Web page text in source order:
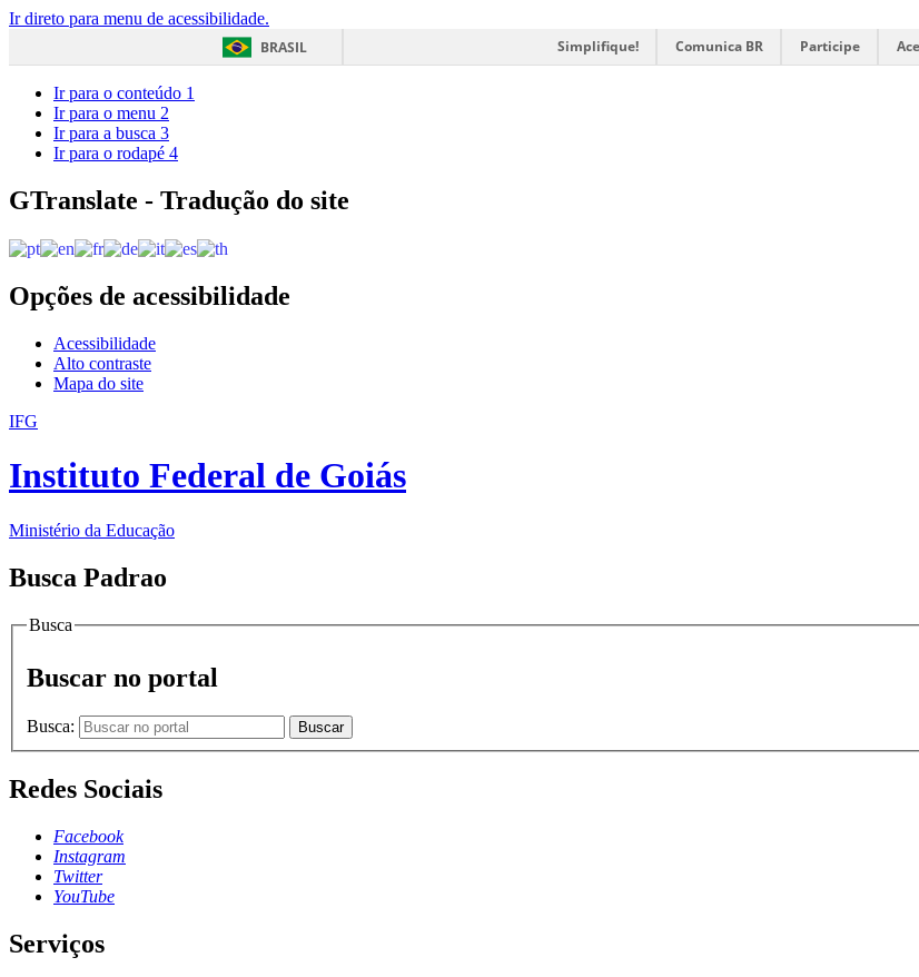
Ir direto para menu de acessibilidade.
BRASIL
Simplifique! Comunica BR Participe
Ir para o conteúdo 1
Ir para o menu 2
Ir para a busca 3
Ir para o rodapé 4
GTranslate - Tradução do site
Opções de acessibilidade
Acessibilidade
Alto contraste
Mapa do site
IFG
Instituto Federal de Goiás
Ministério da Educação
Busca Padrao
Busca
Buscar no portal
Busca: Buscar
Redes Sociais
Facebook
Instagram
Twitter
YouTube
Serviços